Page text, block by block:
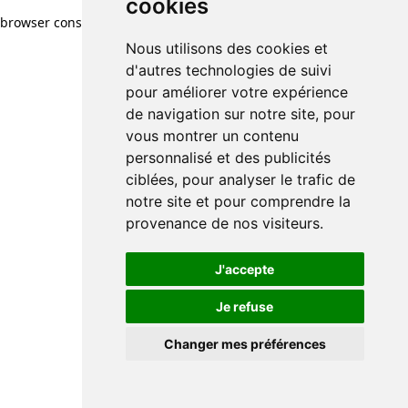
cookies
Nous utilisons des cookies et
d'autres technologies de suivi
pour améliorer votre expérience
de navigation sur notre site, pour
vous montrer un contenu
personnalisé et des publicités
ciblées, pour analyser le trafic de
notre site et pour comprendre la
provenance de nos visiteurs.
J'accepte
Je refuse
Changer mes préférences
browser console for more information)